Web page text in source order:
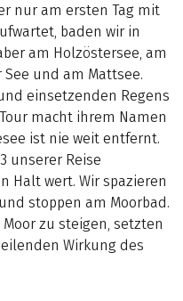
nur am ersten Tag mit
baden wir in
am Holzöstersee, am
und am Mattsee.
einsetzenden Regens
macht ihrem Namen
ist nie weit entfernt.
unserer Reise
Halt wert. Wir spazieren
stoppen am Moorbad.
zu steigen, setzten
Wirkung des